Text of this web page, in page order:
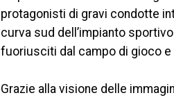
protagonisti di gravi condotte
curva sud dell’impianto
fuoriusciti dal campo di gioco e
Grazie alla visione delle